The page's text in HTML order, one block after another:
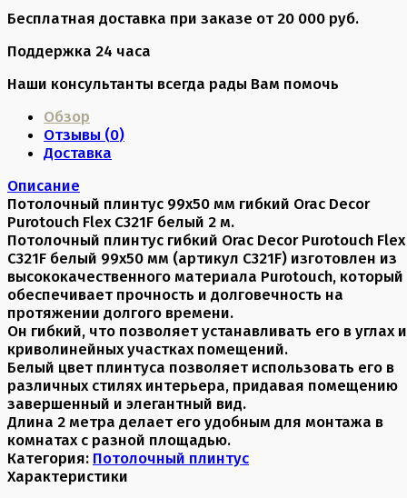
Бесплатная доставка при заказе от 20 000 руб.
Поддержка 24 часа
Наши консультанты всегда рады Вам помочь
Обзор
Отзывы (0)
Доставка
Описание
Потолочный плинтус 99х50 мм гибкий Orac Decor
Purotouch Flex C321F белый 2 м.
Потолочный плинтус гибкий Orac Decor Purotouch Flex
C321F белый 99x50 мм (артикул C321F) изготовлен из
высококачественного материала Purotouch, который
обеспечивает прочность и долговечность на
протяжении долгого времени.
Он гибкий, что позволяет устанавливать его в углах и
криволинейных участках помещений.
Белый цвет плинтуса позволяет использовать его в
различных стилях интерьера, придавая помещению
завершенный и элегантный вид.
Длина 2 метра делает его удобным для монтажа в
комнатах с разной площадью.
Категория: Потолочный плинтус
Характеристики